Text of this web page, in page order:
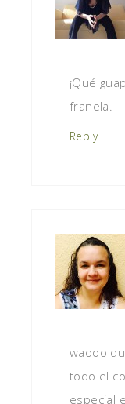
¡Qué
franela.
Reply
waooo
todo el
especial